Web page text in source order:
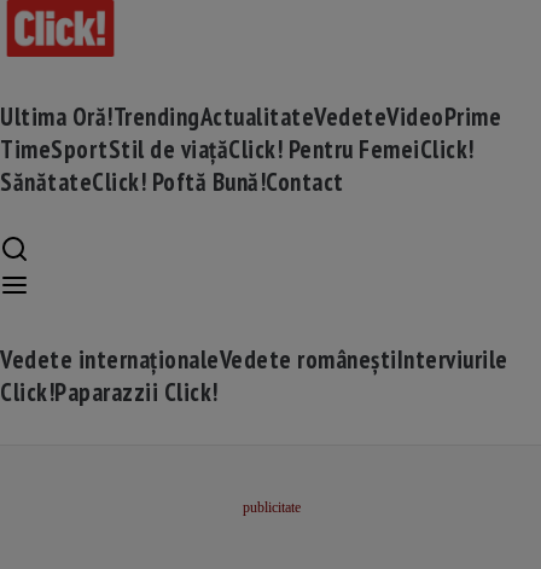
Ultima Oră!TrendingActualitateVedeteVideoPrime
TimeSportStil de viațăClick! Pentru FemeiClick!
SănătateClick! Poftă Bună!Contact
Vedete internaționaleVedete româneștiInterviurile
Click!Paparazzii Click!